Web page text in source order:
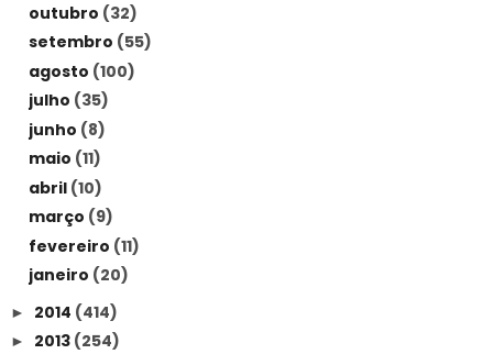
outubro (32)
setembro (55)
agosto (100)
julho (35)
junho (8)
maio (11)
abril (10)
março (9)
fevereiro (11)
janeiro (20)
► 2014 (414)
► 2013 (254)